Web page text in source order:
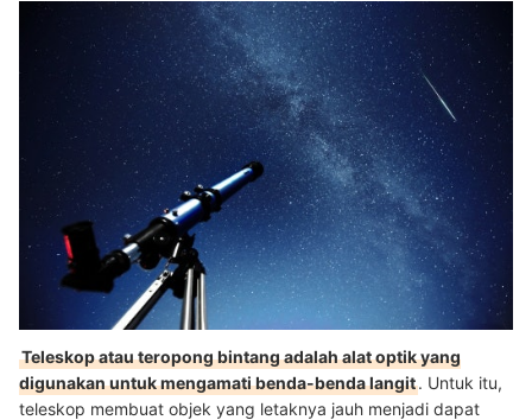
Teleskop atau teropong bintang adalah alat optik yang
digunakan untuk mengamati benda-benda langit. Untuk itu,
teleskop membuat objek yang letaknya jauh menjadi dapat